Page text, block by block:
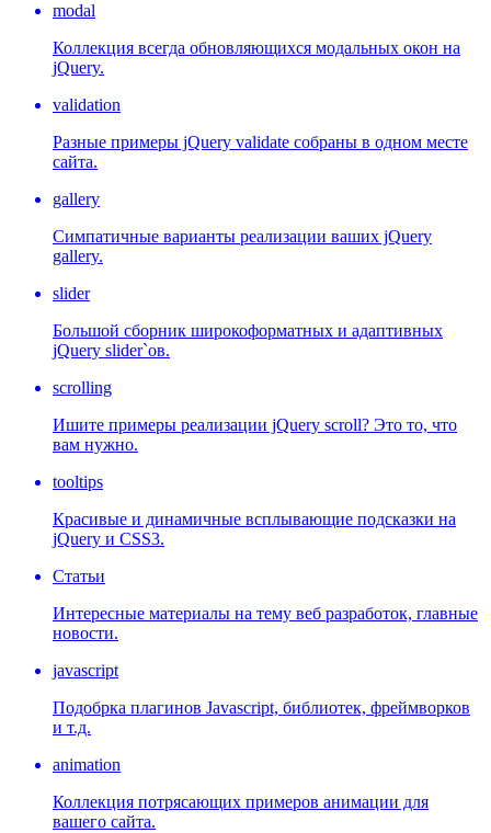
modal
Коллекция всегда обновляющихся модальных окон на
jQuery.
validation
Разные примеры jQuery validate собраны в одном месте
сайта.
gallery
Симпатичные варианты реализации ваших jQuery
gallery.
slider
Большой сборник широкоформатных и адаптивных
jQuery slider`ов.
scrolling
Ишите примеры реализации jQuery scroll? Это то, что
вам нужно.
tooltips
Красивые и динамичные всплывающие подсказки на
jQuery и CSS3.
Статьи
Интересные материалы на тему веб разработок, главные
новости.
javascript
Подобрка плагинов Javascript, библиотек, фреймворков
и т.д.
animation
Коллекция потрясающих примеров анимации для
вашего сайта.